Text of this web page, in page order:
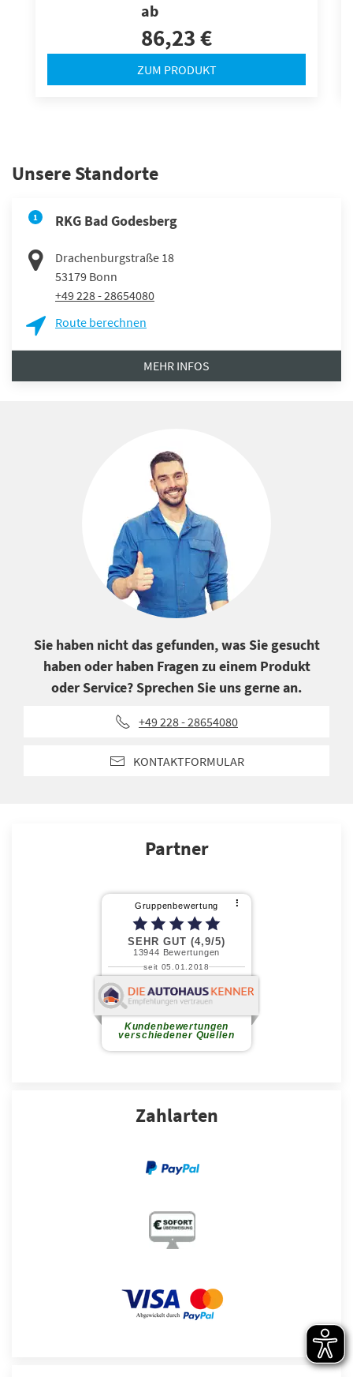
ab
86,23 €
ZUM PRODUKT
Unsere Standorte
1 RKG Bad Godesberg
Drachenburgstraße 18
53179 Bonn
+49 228 - 28654080
Route berechnen
MEHR INFOS
Sie haben nicht das gefunden, was Sie gesucht
haben oder haben Fragen zu einem Produkt
oder Service? Sprechen Sie uns gerne an.
+49 228 - 28654080
KONTAKTFORMULAR
Partner
Zahlarten